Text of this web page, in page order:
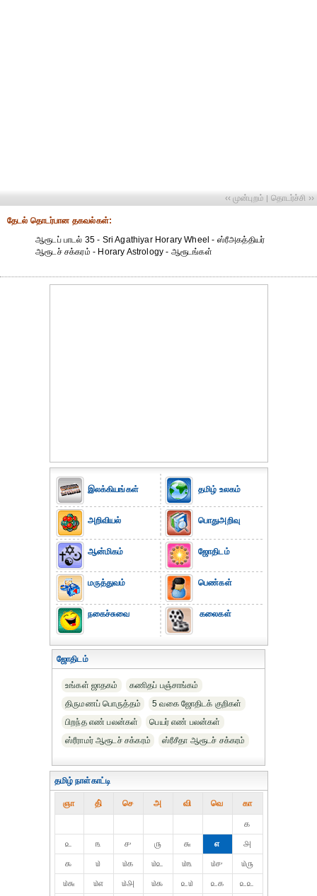
‹‹ முன்புறம் | தொடர்ச்சி ››
தேட‌ல் தொட‌ர்பான தகவ‌ல்க‌ள்:
ஆரூடப் பாடல் 35 - Sri Agathiyar Horary Wheel - ஸ்ரீஅகத்தியர்
ஆரூடச் சக்கரம் - Horary Astrology - ஆரூடங்கள்
இலக்கியங்கள்
அறிவியல்
ஆன்மிகம்
மருத்துவம்
நகைச்சுவை
தமிழ் உலகம்
பொதுஅறிவு
ஜோதிடம்
பெண்கள்
கலைகள்
ஜோதிடம்
உங்கள் ஜாதகம்
கணிதப் பஞ்சாங்கம்
திருமணப் பொருத்தம்
5 வகை ஜோதிடக் குறிகள்
பிறந்த எண் பலன்கள்
பெயர் எண் பலன்கள்
ஸ்ரீராமர் ஆரூடச் சக்கரம்
ஸ்ரீசீதா ஆரூடச் சக்கரம்
தமிழ் நாள்காட்டி
ஞா தி் செ அ வி வெ கா
௧
௨
௩ ௪ ௫ ௬ ௭
௮
௯
௰ ௰௧ ௰௨ ௰௩ ௰௪
௰௫
௰௬
௰௭ ௰௮ ௰௯ ௨௰ ௨௧
௨௨